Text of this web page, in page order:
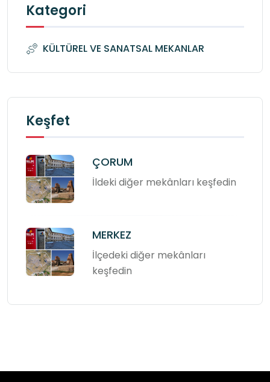
Kategori
KÜLTÜREL VE SANATSAL MEKANLAR
Keşfet
ÇORUM
İldeki diğer mekânları keşfedin
MERKEZ
İlçedeki diğer mekânları
keşfedin